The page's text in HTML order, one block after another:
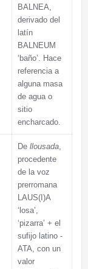
BALNEA,
derivado del
latín
BALNEUM
‘baño’. Hace
referencia a
alguna masa
de agua o
sitio
encharcado.
Dellousada,
procedente
de la voz
prerromana
LAUS(I)A
‘losa’,
‘pizarra’ + el
sufijo latino -
ATA, con un
valor